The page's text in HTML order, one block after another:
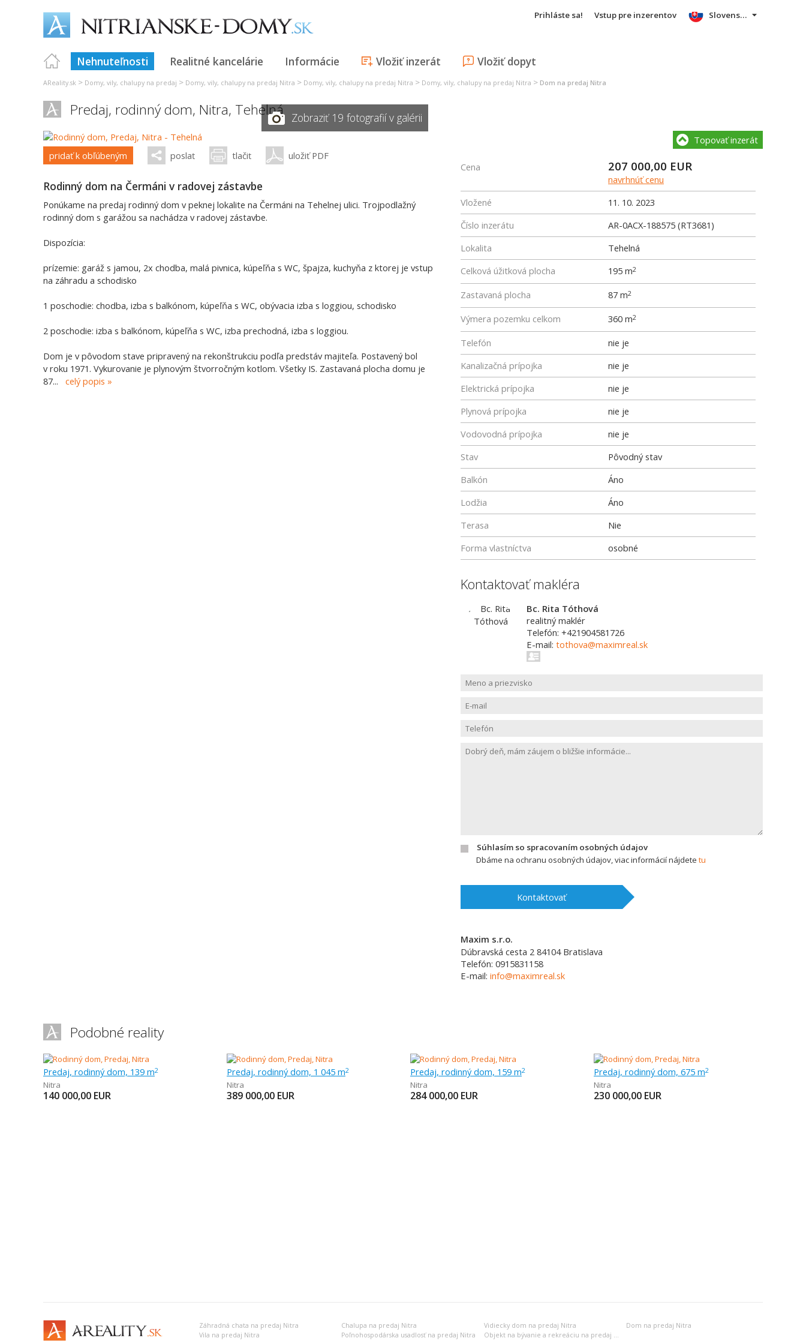
Prihláste sa! Vstup pre inzerentov
Nehnuteľnosti Realitné kancelárie Informácie Vložiť inzerát Vložiť dopyt
Slovensky
AReality.sk > Domy, vily, chalupy na predaj > Domy, vily, chalupy na predaj Nitra > Domy, vily, chalupy na predaj Nitra > Domy, vily, chalupy na predaj Nitra > Dom na predaj Nitra
Predaj, rodinný dom, Nitra, Tehelná Zobraziť 19 fotografií v galérii
pridať k obľúbeným poslať tlačiť uložiť PDF
Rodinný dom na Čermáni v radovej zástavbe
Ponúkame na predaj rodinný dom v peknej lokalite na Čermáni na Tehelnej ulici. Trojpodlažný
rodinný dom s garážou sa nachádza v radovej zástavbe.
Dispozícia:
prízemie: garáž s jamou, 2x chodba, malá pivnica, kúpeľňa s WC, špajza, kuchyňa z ktorej je vstup
na záhradu a schodisko
1 poschodie: chodba, izba s balkónom, kúpeľňa s WC, obývacia izba s loggiou, schodisko
2 poschodie: izba s balkónom, kúpeľňa s WC, izba prechodná, izba s loggiou.
Dom je v pôvodom stave pripravený na rekonštrukciu podľa predstáv majiteľa. Postavený bol
v roku 1971. Vykurovanie je plynovým štvorročným kotlom. Všetky IS. Zastavaná plocha domu je
87... celý popis
Topovať inzerát
Cena 207 000,00 EUR
navrhnúť cenu
Vložené
11. 10. 2023
Číslo inzerátu
AR-0ACX-188575 (RT3681)
Lokalita
Tehelná
Celková úžitková plocha
195 m2
Zastavaná plocha 87 m2
Výmera pozemku celkom 360 m2
Telefón
nie je
Kanalizačná prípojka
nie je
Elektrická prípojka
nie je
Plynová prípojka
nie je
Vodovodná prípojka
nie je
Stav
Pôvodný stav
Balkón
Áno
Lodžia
Áno
Terasa
Nie
Forma vlastníctva
osobné
Kontaktovať makléra
Bc. Rita Tóthová
realitný maklér
Telefón: +421904581726
E-mail: tothova@maximreal.sk
Súhlasím so spracovaním osobných údajov
Dbáme na ochranu osobných údajov, viac informácií nájdete tu
Kontaktovať
Maxim s.r.o.
Dúbravská cesta 2 84104 Bratislava
Telefón: 0915831158
E-mail: info@maximreal.sk
Podobné reality
Predaj, rodinný dom, 139 m2
Nitra
140 000,00 EUR
Predaj, rodinný dom, 1 045 m2
Nitra
389 000,00 EUR
Predaj, rodinný dom, 159 m2
Nitra
284 000,00 EUR
Predaj, rodinný dom, 675 m2
Nitra
230 000,00 EUR
Záhradná chata na predaj Nitra Chalupa na predaj Nitra Vidiecky dom na predaj Nitra
Dom na predaj Nitra
Vila na predaj Nitra
Poľnohospodárska usadlosť na predaj Nitra Objekt na bývanie a rekreáciu na predaj Nitra